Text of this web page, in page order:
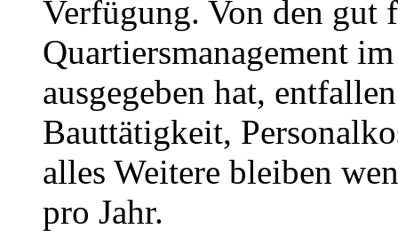
Verfügung. Von den
Quartiersmanagement
ausgegeben hat,
Bauttätigkeit,
alles Weitere bleiben
pro Jahr.